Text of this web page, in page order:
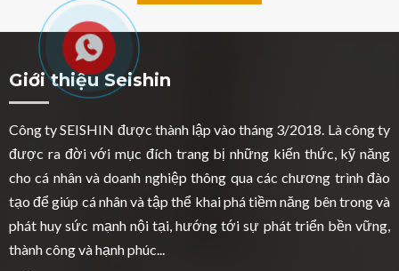
Giới thiệu Seishin
Công ty SEISHIN được thành lập vào tháng 3/2018. Là công ty
được ra đời với mục đích trang bị những kiến thức, kỹ năng
cho cá nhân và doanh nghiệp thông qua các chương trình đào
tạo để giúp cá nhân và tập thể khai phá tiềm năng bên trong và
phát huy sức mạnh nội tại, hướng tới sự phát triển bền vững,
thành công và hạnh phúc...